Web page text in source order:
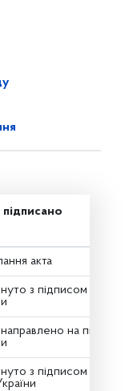
акта
з підписом від
на підпис
з підписом